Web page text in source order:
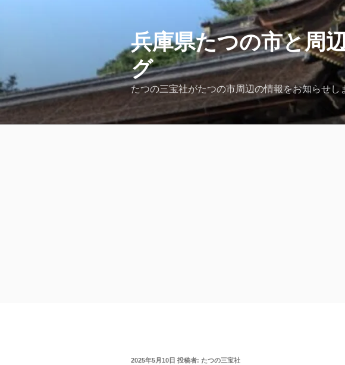
へ
ス
キ
兵庫県たつの市と
グ
たつの三宝社がたつの市周辺の情報をお知らせ
投
2025年5月10日 投稿者: たつの三宝社